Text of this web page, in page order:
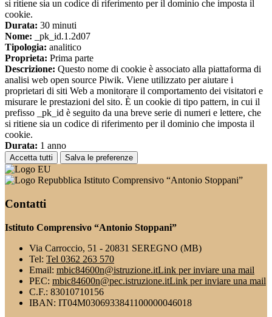
si ritiene sia un codice di riferimento per il dominio che imposta il
cookie.
Durata: 30 minuti
Nome: _pk_id.1.2d07
Tipologia: analitico
Proprieta: Prima parte
Descrizione: Questo nome di cookie è associato alla piattaforma di
analisi web open source Piwik. Viene utilizzato per aiutare i
proprietari di siti Web a monitorare il comportamento dei visitatori e
misurare le prestazioni del sito. È un cookie di tipo pattern, in cui il
prefisso _pk_id è seguito da una breve serie di numeri e lettere, che
si ritiene sia un codice di riferimento per il dominio che imposta il
cookie.
Durata: 1 anno
Accetta tutti Salva le preferenze
Istituto Comprensivo “Antonio Stoppani”
Contatti
Istituto Comprensivo “Antonio Stoppani”
Via Carroccio, 51 - 20831 SEREGNO (MB)
Tel: Tel 0362 263 570
Email: mbic84600n@istruzione.itLink per inviare una mail
PEC: mbic84600n@pec.istruzione.itLink per inviare una mail
C.F.: 83010710156
IBAN: IT04M0306933841100000046018